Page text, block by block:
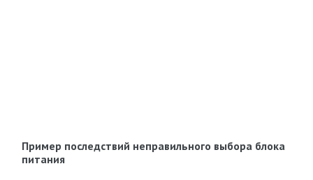
Пример последствий неправильного выбора блока
питания